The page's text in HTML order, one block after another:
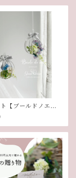
【ブールドノエ